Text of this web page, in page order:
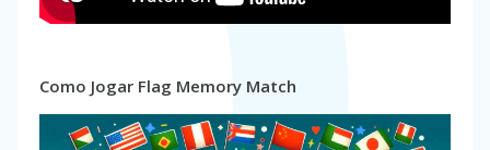
Como Jogar Flag Memory Match